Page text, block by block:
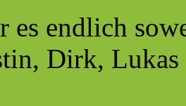
es endlich
Dirk,